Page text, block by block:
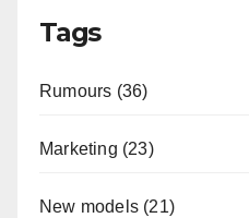
Tags
Rumours (36)
Marketing (23)
New models (21)